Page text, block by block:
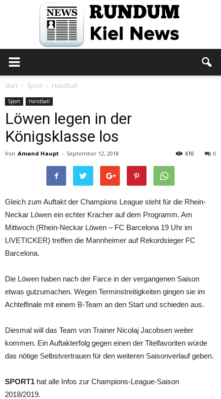
Kiel
Start Sport Handball
Sport Handball
Löwen legen in der
Königsklasse los
Von Amand Haupt - September 12, 2018 0
610
Gleich zum Auftakt der Champions League steht für die Rhein-
Neckar Löwen ein echter Kracher auf dem Programm. Am
Mittwoch (Rhein-Neckar Löwen – FC Barcelona 19 Uhr im
LIVETICKER) treffen die Mannheimer auf Rekordsieger FC
Barcelona.
Die Löwen haben nach der Farce in der vergangenen Saison
etwas gutzumachen. Wegen Terminstreitigkeiten gingen sie im
Achtelfinale mit einem B-Team an den Start und schieden aus.
Diesmal will das Team von Trainer Nicolaj Jacobsen weiter
kommen. Ein Auftakterfolg gegen einen der Titelfavoriten würde
das nötige Selbstvertrauen für den weiteren Saisonverlauf geben.
SPORT1 hat alle Infos zur Champions-League-Saison
2018/2019.